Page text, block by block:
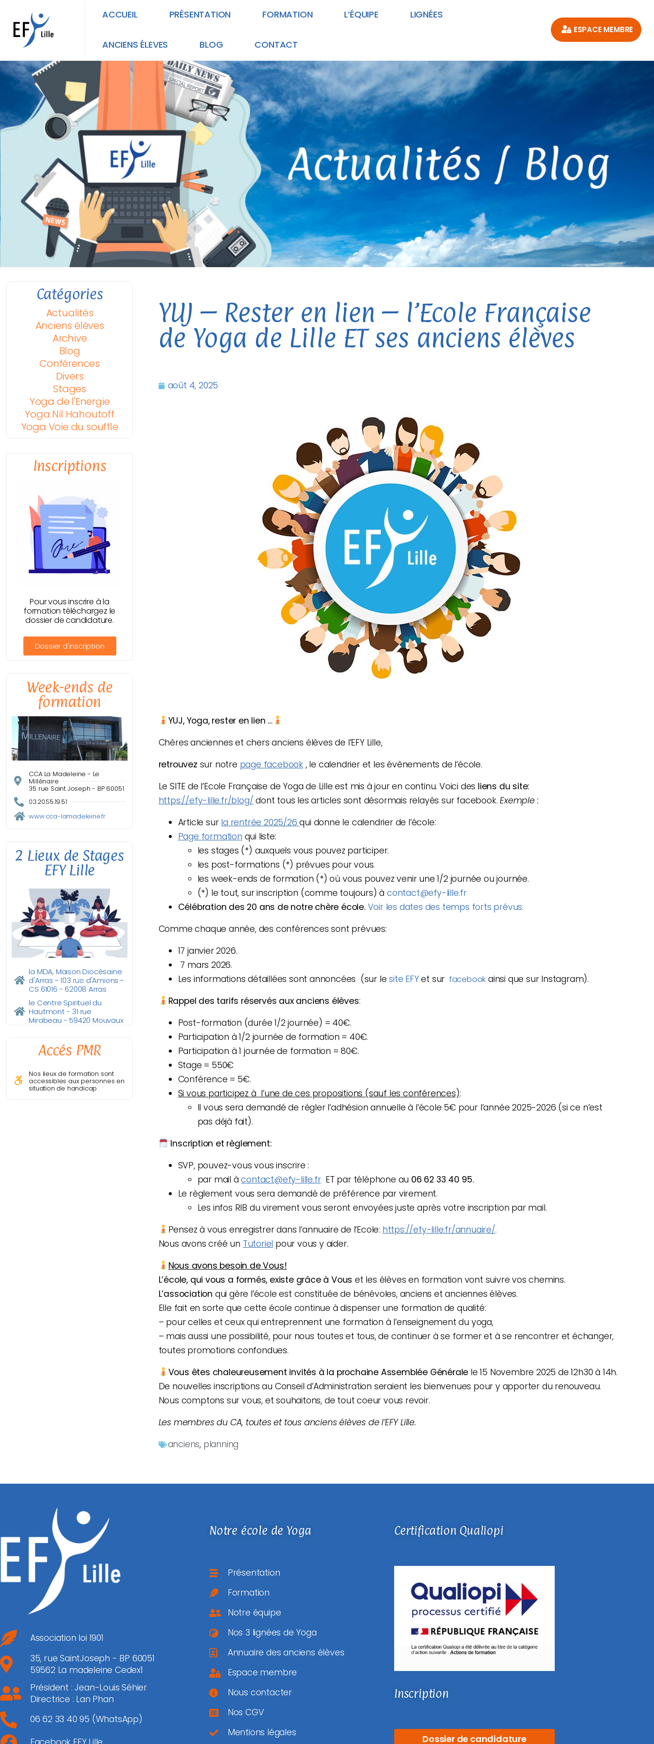
ACCUEIL PRÉSENTATION FORMATION L’ÉQUIPE LIGNÉES
ANCIENS ÉLEVES BLOG CONTACT
ESPACE MEMBRE
Catégories
Actualités
Anciens élèves
Archive
Blog
Conférences
Divers
Stages
Yoga de l'Energie
Yoga Nil Hahoutoff
Yoga Voie du souffle
Inscriptions
Pour vous inscrire à la
formation téléchargez le
dossier de candidature.
Dossier d'inscription
Week-ends de
formation
CCA La Madeleine - Le
Millénaire
35 rue Saint Joseph - BP 60051
03.20.55.19.51
www.cca-lamadeleine.fr
2 Lieux de Stages
EFY Lille
la MDA, Maison Diocésaine
d'Arras - 103 rue d'Amiens -
CS 61016 - 62008 Arras
le Centre Spirituel du
Hautmont - 31 rue
Mirabeau - 59420 Mouvaux
Accés PMR
Nos lieux de formation sont
accessibles aux personnes en
situation de handicap
YUJ – Rester en lien – l’Ecole Française
de Yoga de Lille ET ses anciens élèves
août 4, 2025
YUJ, Yoga, rester en lien …
Chères anciennes et chers anciens élèves de l’EFY Lille,
retrouvez sur notre page facebook , le calendrier et les évênements de l’école.
Le SITE de l’Ecole Française de Yoga de Lille est mis à jour en continu. Voici des liens du site:
https://efy-lille.fr/blog/ dont tous les articles sont désormais relayés sur facebook.Exemple :
Article sur la rentrée 2025/26qui donne le calendrier de l’école:
Page formation qui liste:
les stages (*) auxquels vous pouvez participer.
les post-formations (*) prévues pour vous.
les week-ends de formation (*) où vous pouvez venir une 1/2 journée ou journée.
(*) le tout, sur inscription (comme toujours) àcontact@efy-lille.fr
Célébration des 20 ans de notre chère école. Voir les dates des temps forts prévus.
Comme chaque année, des conférences sont prévues:
17 janvier 2026.
7 mars 2026.
Les informations détaillées sont annoncées (sur lesite EFYet sur facebook ainsi que sur Instagram).
Rappel des tarifs réservés aux anciens élèves:
Post-formation (durée 1/2 journée) = 40€.
Participation à 1/2 journée de formation = 40€.
Participation à 1 journée de formation = 80€.
Stage = 550€
Conférence = 5€.
Si vous participez à l’une de ces propositions (sauf les conférences):
Il vous sera demandé de régler l’adhésion annuelle à l’école 5€ pour l’année 2025-2026 (si ce n’est
pas déjà fait).
Inscription et règlement:
SVP, pouvez-vous vous inscrire :
par mail àcontact@efy-lille.fr ET par téléphone au 06 62 33 40 95.
Le règlement vous sera demandé de préférence par virement.
Les infos RIB du virement vous seront envoyées juste après votre inscription par mail.
Pensez à vous enregistrer dans l’annuaire de l’Ecole: https://efy-lille.fr/annuaire/.
Nous avons créé un Tutoriel pour vous y aider.
Nous avons besoin de Vous!
L’école, qui vous a formés, existe grâce à Vous et les élèves en formation vont suivre vos chemins.
L’association qui gère l’école est constituée de bénévoles, anciens et anciennes élèves.
Elle fait en sorte que cette école continue à dispenser une formation de qualité:
– pour celles et ceux qui entreprennent une formation à l’enseignement du yoga,
– mais aussi une possibilité, pour nous toutes et tous, de continuer à se former et à se rencontrer et échanger,
toutes promotions confondues.
Vous êtes chaleureusement invités à la prochaine Assemblée Générale le 15 Novembre 2025 de 12h30 à 14h.
De nouvelles inscriptions au Conseil d’Administration seraient les bienvenues pour y apporter du renouveau.
Nous comptons sur vous, et souhaitons, de tout coeur vous revoir.
Les membres du CA, toutes et tous anciens élèves de l’EFY Lille.
anciens, planning
Association loi 1901
35, rue SaintJoseph - BP 60051
59562 La madeleine Cedex1
Président : Jean-Louis Séhier
Directrice : Lan Phan
06 62 33 40 95 (WhatsApp)
Notre école de Yoga
Présentation
Formation
Notre équipe
Nos 3 lignées de Yoga
Annuaire des anciens élèves
Espace membre
Nous contacter
Nos CGV
Mentions légales
Certification Qualiopi
Inscription
Dossier de candidature